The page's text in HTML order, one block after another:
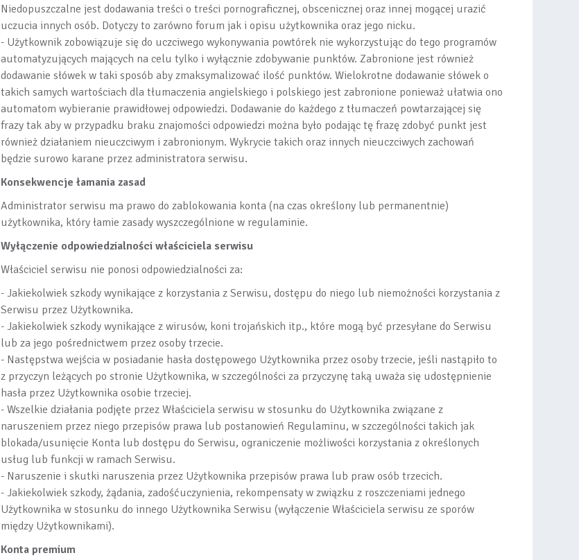
Niedopuszczalne jest dodawania treści o treści pornograficznej, obscenicznej oraz innej mogącej urazić
uczucia innych osób. Dotyczy to zarówno forum jak i opisu użytkownika oraz jego nicku.
- Użytkownik zobowiązuje się do uczciwego wykonywania powtórek nie wykorzystując do tego programów
automatyzujących mających na celu tylko i wyłącznie zdobywanie punktów. Zabronione jest również
dodawanie słówek w taki sposób aby zmaksymalizować ilość punktów. Wielokrotne dodawanie słówek o
takich samych wartościach dla tłumaczenia angielskiego i polskiego jest zabronione ponieważ ułatwia ono
automatom wybieranie prawidłowej odpowiedzi. Dodawanie do każdego z tłumaczeń powtarzającej się
frazy tak aby w przypadku braku znajomości odpowiedzi można było podając tę frazę zdobyć punkt jest
również działaniem nieuczciwym i zabronionym. Wykrycie takich oraz innych nieuczciwych zachowań
będzie surowo karane przez administratora serwisu.
Konsekwencje łamania zasad
Administrator serwisu ma prawo do zablokowania konta (na czas określony lub permanentnie)
użytkownika, który łamie zasady wyszczególnione w regulaminie.
Wyłączenie odpowiedzialności właściciela serwisu
Właściciel serwisu nie ponosi odpowiedzialności za:
- Jakiekolwiek szkody wynikające z korzystania z Serwisu, dostępu do niego lub niemożności korzystania z
Serwisu przez Użytkownika.
- Jakiekolwiek szkody wynikające z wirusów, koni trojańskich itp., które mogą być przesyłane do Serwisu
lub za jego pośrednictwem przez osoby trzecie.
- Następstwa wejścia w posiadanie hasła dostępowego Użytkownika przez osoby trzecie, jeśli nastąpiło to
z przyczyn leżących po stronie Użytkownika, w szczególności za przyczynę taką uważa się udostępnienie
hasła przez Użytkownika osobie trzeciej.
- Wszelkie działania podjęte przez Właściciela serwisu w stosunku do Użytkownika związane z
naruszeniem przez niego przepisów prawa lub postanowień Regulaminu, w szczególności takich jak
blokada/usunięcie Konta lub dostępu do Serwisu, ograniczenie możliwości korzystania z określonych
usług lub funkcji w ramach Serwisu.
- Naruszenie i skutki naruszenia przez Użytkownika przepisów prawa lub praw osób trzecich.
- Jakiekolwiek szkody, żądania, zadośćuczynienia, rekompensaty w związku z roszczeniami jednego
Użytkownika w stosunku do innego Użytkownika Serwisu (wyłączenie Właściciela serwisu ze sporów
między Użytkownikami).
Konta premium